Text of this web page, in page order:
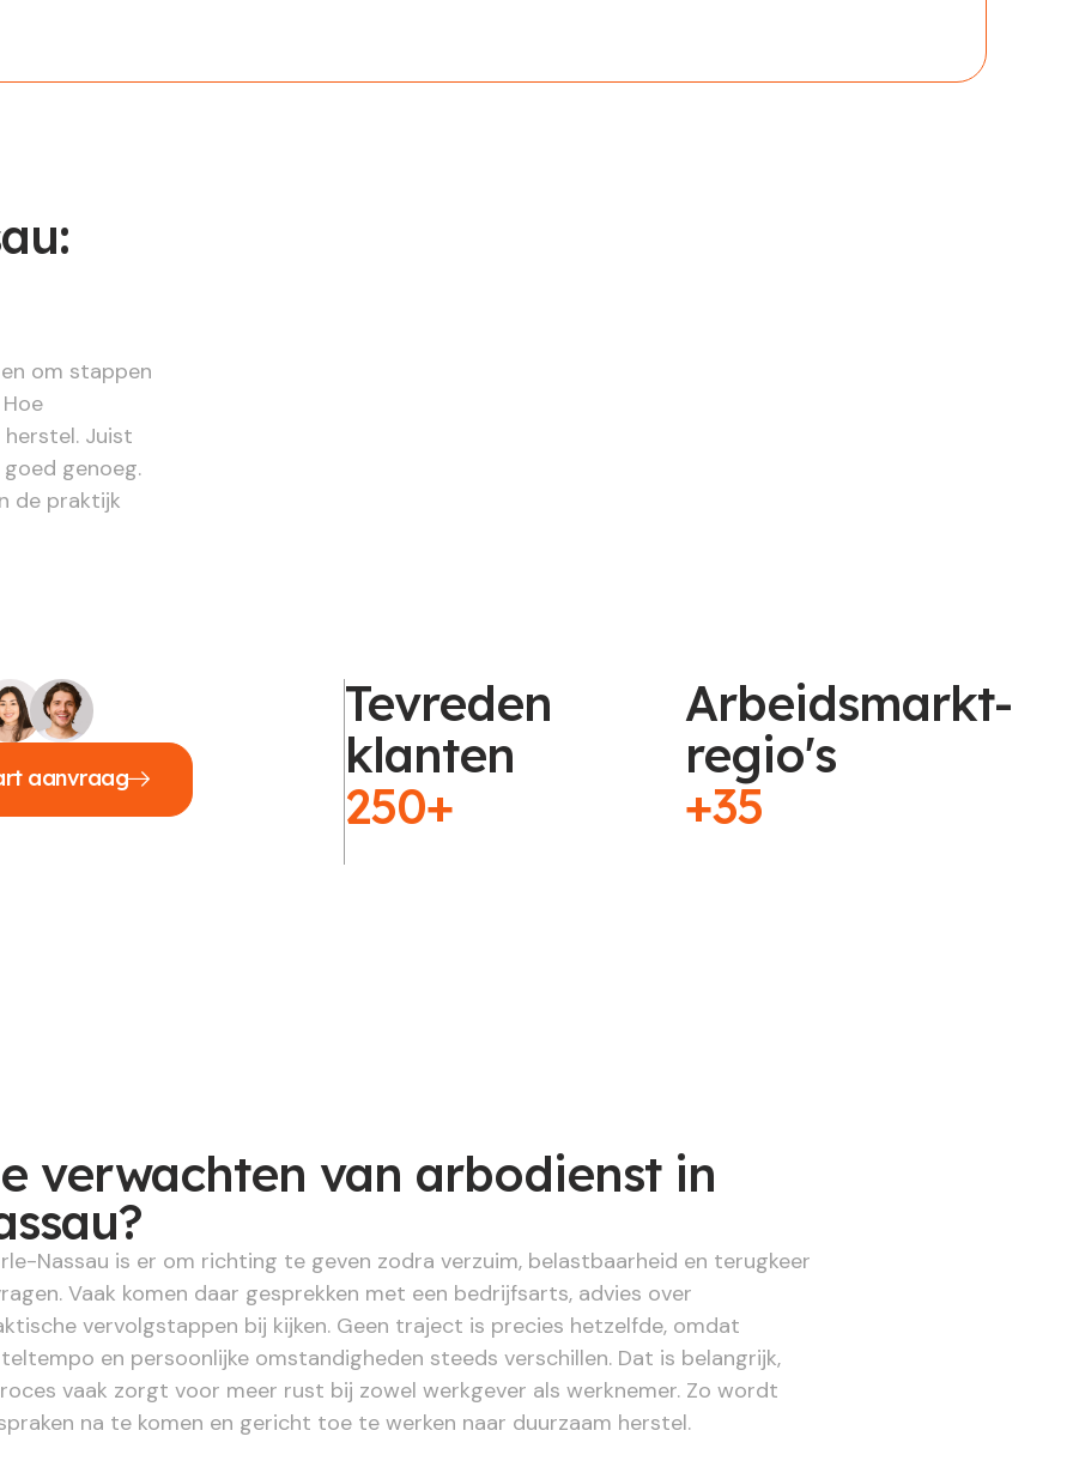
om stappen
Juist
genoeg.
de praktijk
aanvraag
Tevreden
klanten
250+
Arbeidsmarkt-
regio's
+35
verwachten van arbodienst in
Nassau is er om richting te geven zodra verzuim, belastbaarheid en terugkeer
Vaak komen daar gesprekken met een bedrijfsarts, advies over
vervolgstappen bij kijken. Geen traject is precies hetzelfde, omdat
en persoonlijke omstandigheden steeds verschillen. Dat is belangrijk,
vaak zorgt voor meer rust bij zowel werkgever als werknemer. Zo wordt
na te komen en gericht toe te werken naar duurzaam herstel.